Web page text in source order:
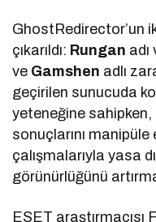
GhostRedirector’un
çıkarıldı: Rungan adı
ve Gamshen adlı
geçirilen sunucuda
yeteneğine
sonuçlarını
çalışmalarıyla yasa
görünürlüğünü
ESET araştırmacısı